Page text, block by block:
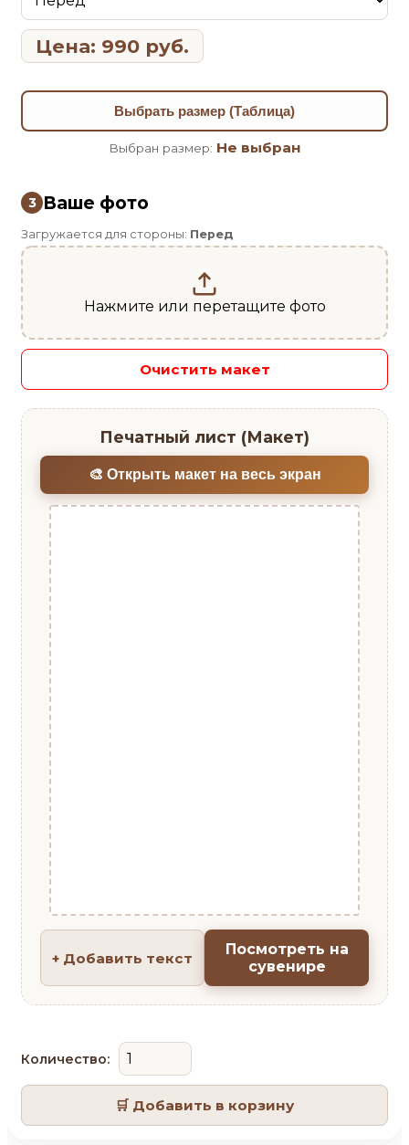
Печатный лист (Макет)
🎨 Открыть макет на весь экран
+ Добавить текст
Посмотреть на
сувенире
Цена: 990 руб.
Выбрать размер (Таблица)
Выбран размер: Не выбран
3 Ваше фото
Загружается для стороны: Перед
Нажмите или перетащите фото
Очистить макет
Количество:
🛒 Добавить в корзину